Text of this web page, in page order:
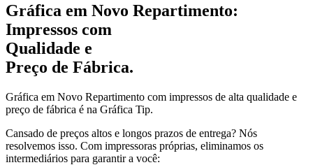
Gráfica em Novo Repartimento:
Impressos com
Qualidade e
Preço de Fábrica.
Gráfica em Novo Repartimento com impressos de alta qualidade e
preço de fábrica é na Gráfica Tip.
Cansado de preços altos e longos prazos de entrega? Nós
resolvemos isso. Com impressoras próprias, eliminamos os
intermediários para garantir a você: